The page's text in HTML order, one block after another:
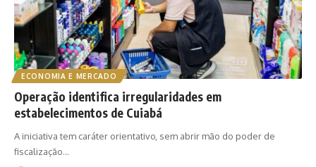
ECONOMIA E MERCADO
Operação identifica irregularidades em
estabelecimentos de Cuiabá
A iniciativa tem caráter orientativo, sem abrir mão do poder de
fiscalização…